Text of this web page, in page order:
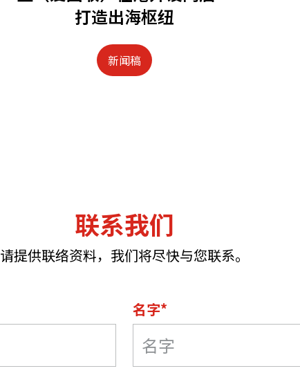
打造出海枢纽
新闻稿
联系我们
请提供联络资料，我们将尽快与您联系。
名字*